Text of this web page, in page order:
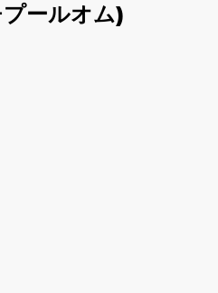
ールオム)